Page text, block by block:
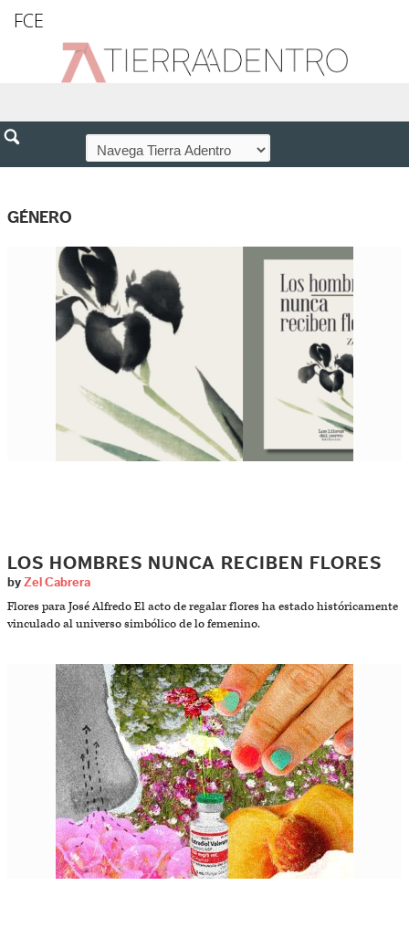
FCE
GÉNERO
LOS HOMBRES NUNCA RECIBEN FLORES
by Zel Cabrera
Flores para José Alfredo El acto de regalar flores ha estado históricamente
vinculado al universo simbólico de lo femenino.